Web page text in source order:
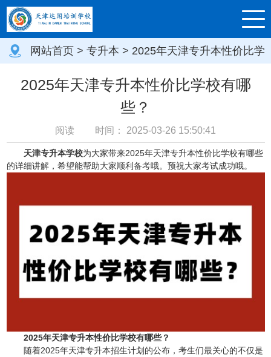
网站首页 > 专升本 > 2025年天津专升本性价比学
校有哪些？
2025年天津专升本性价比学校有哪
些？
阅读 时间： 2025-03-26 15:50:41
天津专升本学校为大家带来2025年天津专升本性价比学校有哪些
的详细讲解，希望能帮助大家顺利备考哦。预祝大家考试成功哦。
2025年天津专升本性价比学校有哪些？
随着2025年天津专升本招生计划的公布，考生们最关心的不仅是